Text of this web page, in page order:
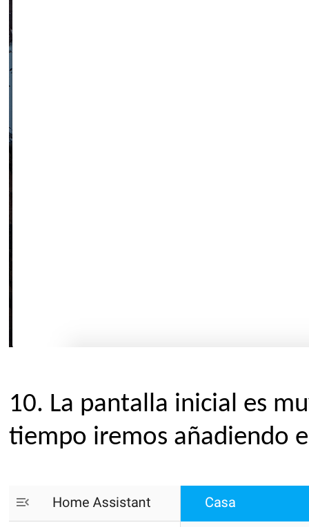
10. La pantalla inicial es
tiempo iremos añadiendo